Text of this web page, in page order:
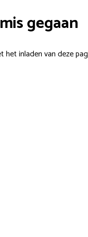
gegaan
het inladen van deze